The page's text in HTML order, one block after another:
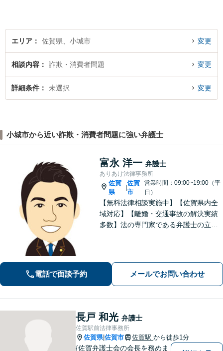
エリア 佐賀県、小城市 変更
相談内容 詐欺・消費者問題 変更
詳細条件 未選択 変更
小城市から近い詐欺・消費者問題に強い弁護士
富永 洋一 弁護士
ありあけ法律事務所
佐賀
県
|
佐賀
市
営業時間：09:00~19:00（平
日）
【無料法律相談実施中】【佐賀県内全
域対応】【離婚・交通事故の解決実績
多数】法の専門家である弁護士の立場
電話で面談予約 メールでお問い合わせ
長戸 和光 弁護士
佐賀駅前法律事務所
佐賀県|佐賀市 佐賀駅 から徒歩1分
{佐賀弁護士会の会長を務めま